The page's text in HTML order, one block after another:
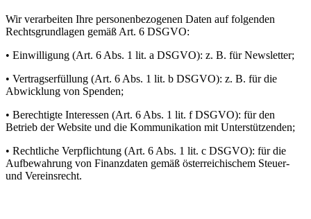
Wir verarbeiten Ihre personenbezogenen Daten auf folgenden
Rechtsgrundlagen gemäß Art. 6 DSGVO:
• Einwilligung (Art. 6 Abs. 1 lit. a DSGVO): z. B. für Newsletter;
• Vertragserfüllung (Art. 6 Abs. 1 lit. b DSGVO): z. B. für die
Abwicklung von Spenden;
• Berechtigte Interessen (Art. 6 Abs. 1 lit. f DSGVO): für den
Betrieb der Website und die Kommunikation mit Unterstützenden;
• Rechtliche Verpflichtung (Art. 6 Abs. 1 lit. c DSGVO): für die
Aufbewahrung von Finanzdaten gemäß österreichischem Steuer-
und Vereinsrecht.